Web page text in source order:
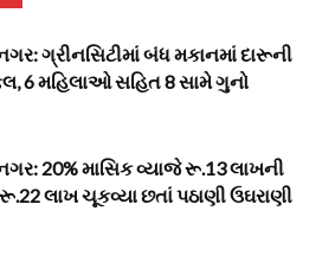
ગ્રીનસિટીમાં બંધ મકાનમાં દારૂની
6 મહિલાઓ સહિત 8 સામે ગુનો
20% માસિક વ્યાજે રૂ.13 લાખની
લાખ ચૂકવ્યા છતાં પઠાણી ઉઘરાણી